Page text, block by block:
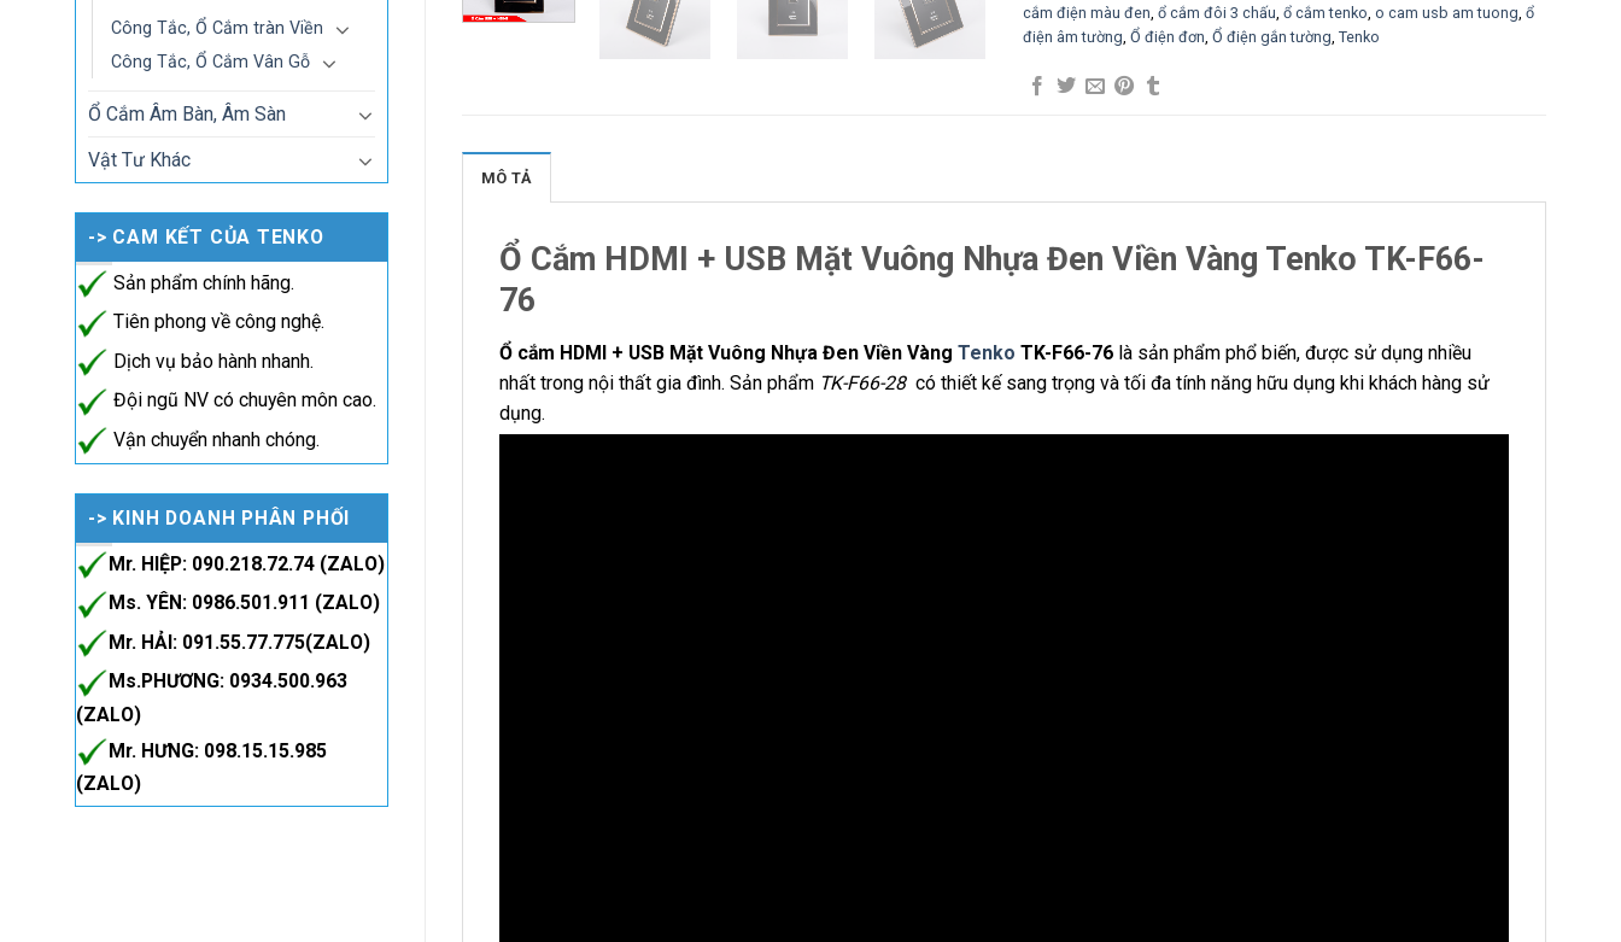
Công Tắc, Ổ Cắm tràn Viền
Công Tắc, Ổ Cắm Vân Gỗ
Ổ Cắm Âm Bàn, Âm Sàn
Vật Tư Khác
-> CAM KẾT CỦA TENKO
Sản phẩm chính hãng.
Tiên phong về công nghệ.
Dịch vụ bảo hành nhanh.
Đội ngũ NV có chuyên môn cao.
Vận chuyển nhanh chóng.
-> KINH DOANH PHÂN PHỐI
Mr. HIỆP: 090.218.72.74 (ZALO)
Ms. YÊN: 0986.501.911 (ZALO)
Mr. HẢI: 091.55.77.775(ZALO)
Ms.PHƯƠNG: 0934.500.963
(ZALO)
Mr. HƯNG: 098.15.15.985
(ZALO)
cắm điện màu đen, ổ cắm đôi 3 chấu, ổ cắm tenko, o cam usb am tuong, ổ
điện âm tường, Ổ điện đơn, Ổ điện gắn tường, Tenko
MÔ TẢ
Ổ Cắm HDMI + USB Mặt Vuông Nhựa Đen Viền Vàng Tenko TK-F66-
76
Ổ cắm HDMI + USB Mặt Vuông Nhựa Đen Viền Vàng Tenko TK-F66-76 là sản phẩm phổ biến, được sử dụng nhiều
nhất trong nội thất gia đình. Sản phẩm TK-F66-28 có thiết kế sang trọng và tối đa tính năng hữu dụng khi khách hàng sử
dụng.